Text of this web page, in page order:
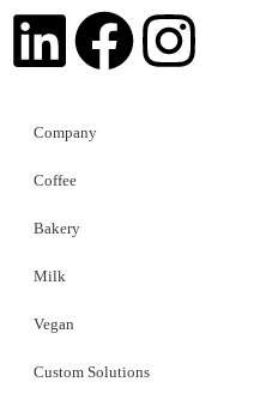
Company
Coffee
Bakery
Milk
Vegan
Custom Solutions